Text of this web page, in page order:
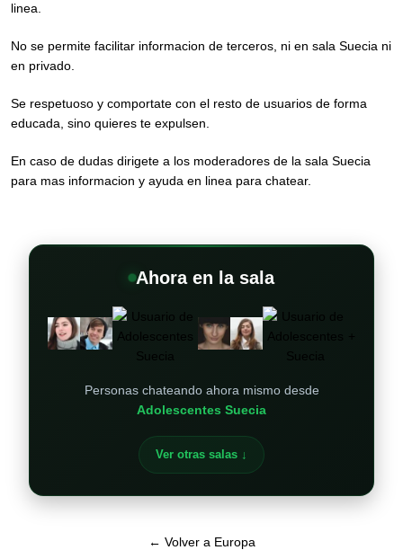
linea.
No se permite facilitar informacion de terceros, ni en sala Suecia ni
en privado.
Se respetuoso y comportate con el resto de usuarios de forma
educada, sino quieres te expulsen.
En caso de dudas dirigete a los moderadores de la sala Suecia
para mas informacion y ayuda en linea para chatear.
Ahora en la sala
Personas chateando ahora mismo desde
Adolescentes Suecia
Ver otras salas ↓
← Volver a Europa